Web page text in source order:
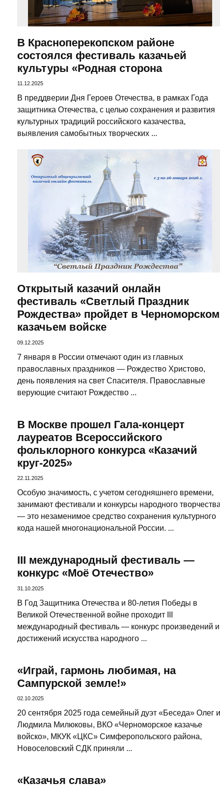
В Красноперекопском районе
состоялся фестиваль казачьей
культуры «Родная сторона
11.12.2025
В преддверии Дня Героев Отечества, в рамках Года
защитника Отечества, с целью сохранения и развития
культурных традиций российского казачества,
выявления самобытных творческих ...
Открытый казачий онлайн
фестиваль «Светлый Праздник
Рождества» пройдет в Черноморском
казачьем войске
09.12.2025
7 января в России отмечают один из главных
православных праздников — Рождество Христово,
день появления на свет Спасителя. Православные
верующие считают Рождество ...
В Москве прошел Гала-концерт
лауреатов Всероссийского
фольклорного конкурса «Казачий
круг-2025»
22.11.2025
Особую значимость, с учетом сегодняшнего времени,
занимают фестивали и конкурсы народного
— это незаменимое средство сохранения культурного
кода нашей многонациональной России. ...
III международный фестиваль —
конкурс «Моё Отечество»
31.10.2025
В Год Защитника Отечества и 80-летия Победы в
Великой Отечественной войне проходит III
международный фестиваль — конкурс произведений и
достижений искусства народного ...
«Играй, гармонь любимая, на
Сампурской земле!»
02.10.2025
20 сентября 2025 года семейный дуэт «Беседа» Олег и
Людмила Милюковы, ВКО «Черноморское казачье
войско», МКУК «ЦКС» Симферопольского района,
Новоселовский СДК приняли ...
«Казачья слава»